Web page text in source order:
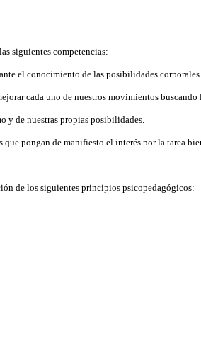
siguientes competencias:
el conocimiento de las posibilidades corporales.
cada uno de nuestros movimientos buscando
y de nuestras propias posibilidades.
pongan de manifiesto el interés por la tarea
de los siguientes principios psicopedagógicos: